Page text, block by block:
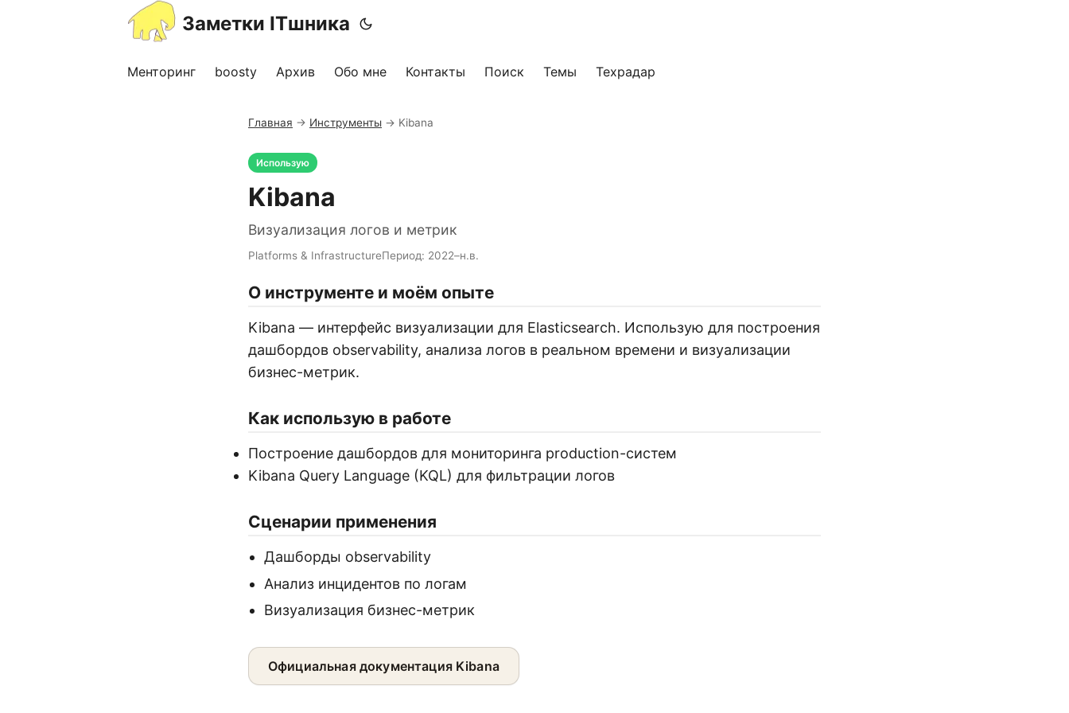
Заметки ITшника
Менторинг boosty Архив Обо мне Контакты Поиск Темы Техрадар
Главная → Инструменты → Kibana
Использую
Kibana
Визуализация логов и метрик
Platforms & InfrastructureПериод: 2022–н.в.
О инструменте и моём опыте
Kibana — интерфейс визуализации для Elasticsearch. Использую для построения
дашбордов observability, анализа логов в реальном времени и визуализации
бизнес-метрик.
Как использую в работе
Построение дашбордов для мониторинга production-систем
Kibana Query Language (KQL) для фильтрации логов
Сценарии применения
Дашборды observability
Анализ инцидентов по логам
Визуализация бизнес-метрик
Официальная документация Kibana